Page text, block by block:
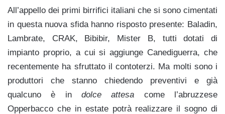
All’appello dei primi birrifici italiani che si sono cimentati
in questa nuova sfida hanno risposto presente: Baladin,
Lambrate, CRAK, Bibibir, Mister B, tutti dotati di
impianto proprio, a cui si aggiunge Canediguerra, che
recentemente ha sfruttato il contoterzi. Ma molti sono i
produttori che stanno chiedendo preventivi e già
qualcuno è in dolce attesa come l’abruzzese
Opperbacco che in estate potrà realizzare il sogno di